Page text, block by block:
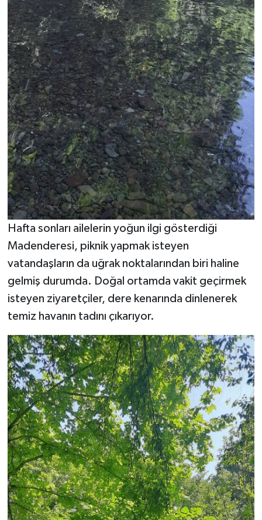
Hafta sonları ailelerin yoğun ilgi gösterdiği
Madenderesi, piknik yapmak isteyen
vatandaşların da uğrak noktalarından biri haline
gelmiş durumda. Doğal ortamda vakit geçirmek
isteyen ziyaretçiler, dere kenarında dinlenerek
temiz havanın tadını çıkarıyor.